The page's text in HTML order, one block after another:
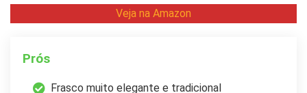
Veja na Amazon
Prós
Frasco muito elegante e tradicional